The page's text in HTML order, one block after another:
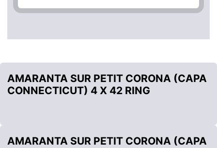
AMARANTA SUR PETIT CORONA (CAPA
CONNECTICUT) 4 X 42 RING
AMARANTA SUR PETIT CORONA (CAPA